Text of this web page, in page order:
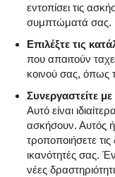
εντοπίσει τις
συμπτώματά σας.
Επιλέξτε τις
που απαιτούν
κοινού σας, όπως
Συνεργαστείτε
Αυτό είναι
ασκήσουν. Αυτός
τροποποιήσετε
ικανότητές σας.
νέες